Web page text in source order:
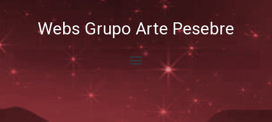
Webs Grupo Arte Pesebre